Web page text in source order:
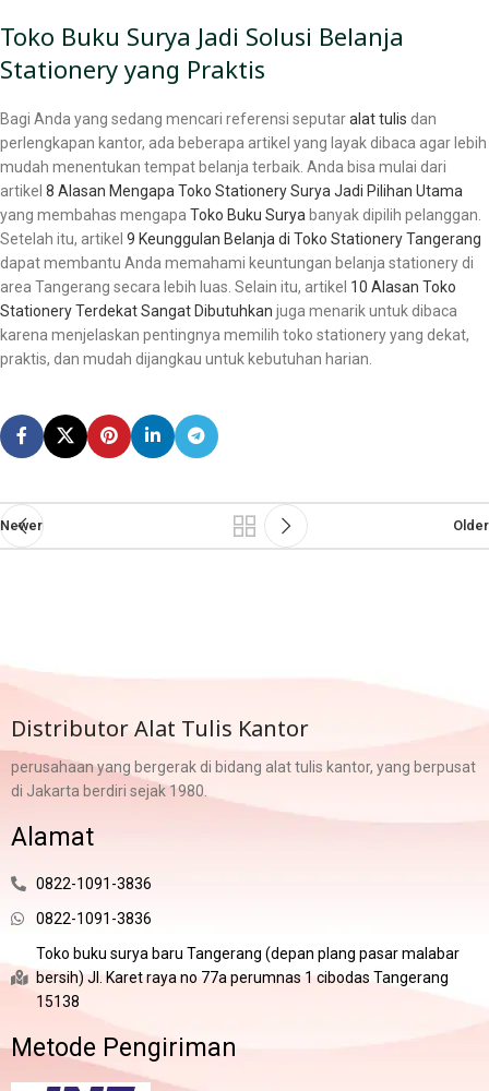
Toko Buku Surya Jadi Solusi Belanja
Stationery yang Praktis
Bagi Anda yang sedang mencari referensi seputaralat tulis dan
perlengkapan kantor, ada beberapa artikel yang layak dibaca agar lebih
mudah menentukan tempat belanja terbaik. Anda bisa mulai dari
artikel 8 Alasan Mengapa Toko Stationery Surya Jadi Pilihan Utama
yang membahas mengapa Toko Buku Surya banyak dipilih pelanggan.
Setelah itu, artikel 9 Keunggulan Belanja di Toko Stationery Tangerang
dapat membantu Anda memahami keuntungan belanja stationery di
area Tangerang secara lebih luas. Selain itu, artikel 10 Alasan Toko
Stationery Terdekat Sangat Dibutuhkan juga menarik untuk dibaca
karena menjelaskan pentingnya memilih toko stationery yang dekat,
praktis, dan mudah dijangkau untuk kebutuhan harian.
Newer Older
Distributor Alat Tulis Kantor
perusahaan yang bergerak di bidang alat tulis kantor, yang berpusat
di Jakarta berdiri sejak 1980.
Alamat
0822-1091-3836
0822-1091-3836
Toko buku surya baru Tangerang (depan plang pasar malabar
bersih) Jl. Karet raya no 77a perumnas 1 cibodas Tangerang
15138
Metode Pengiriman